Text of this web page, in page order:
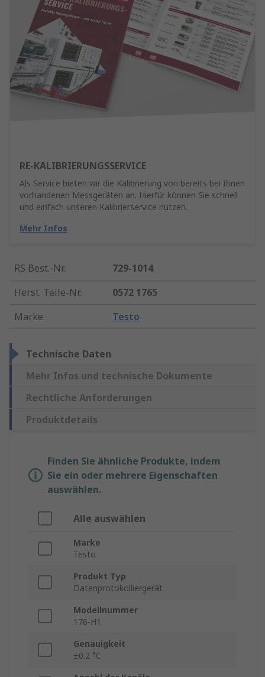
RE-KALIBRIERUNGSSERVICE
Als Service bieten wir die Kalibrierung von bereits bei Ihnen
vorhandenen Messgeräten an. Hierfür können Sie schnell
und einfach unseren Kalibrierservice nutzen.
Mehr Infos
RS Best.-Nr.:
729-1014
Herst. Teile-Nr.:
0572 1765
Marke: Testo
Technische Daten
Mehr Infos und technische Dokumente
Rechtliche Anforderungen
Produktdetails
Finden Sie ähnliche Produkte, indem
Sie ein oder mehrere Eigenschaften
auswählen.
Alle auswählen
Marke
Testo
Produkt Typ
Datenprotokolliergerät
Modellnummer
176-H1
Genauigkeit
±0.2 °C